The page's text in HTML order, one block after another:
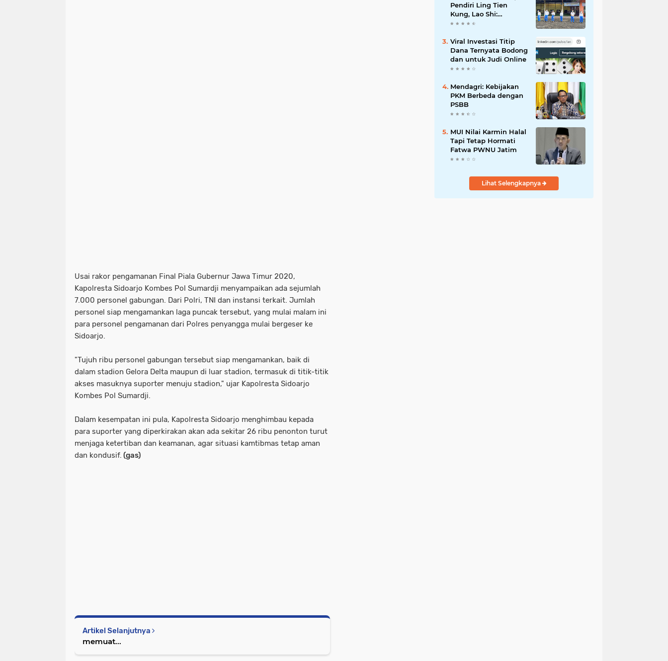
Usai rakor pengamanan Final Piala Gubernur Jawa Timur 2020,
Kapolresta Sidoarjo Kombes Pol Sumardji menyampaikan ada sejumlah
7.000 personel gabungan. Dari Polri, TNI dan instansi terkait. Jumlah
personel siap mengamankan laga puncak tersebut, yang mulai malam ini
para personel pengamanan dari Polres penyangga mulai bergeser ke
Sidoarjo.
"Tujuh ribu personel gabungan tersebut siap mengamankan, baik di
dalam stadion Gelora Delta maupun di luar stadion, termasuk di titik-titik
akses masuknya suporter menuju stadion," ujar Kapolresta Sidoarjo
Kombes Pol Sumardji.
Dalam kesempatan ini pula, Kapolresta Sidoarjo menghimbau kepada
para suporter yang diperkirakan akan ada sekitar 26 ribu penonton turut
menjaga ketertiban dan keamanan, agar situasi kamtibmas tetap aman
dan kondusif. (gas)
Artikel Selanjutnya
memuat...
Pendiri Ling Tien
Kung, Lao Shi:
Amanah Harus Kita
Viral Investasi Titip
Dana Ternyata Bodong
dan untuk Judi Online
Mendagri: Kebijakan
PKM Berbeda dengan
PSBB
MUI Nilai Karmin Halal
Tapi Tetap Hormati
Fatwa PWNU Jatim
Lihat Selengkapnya